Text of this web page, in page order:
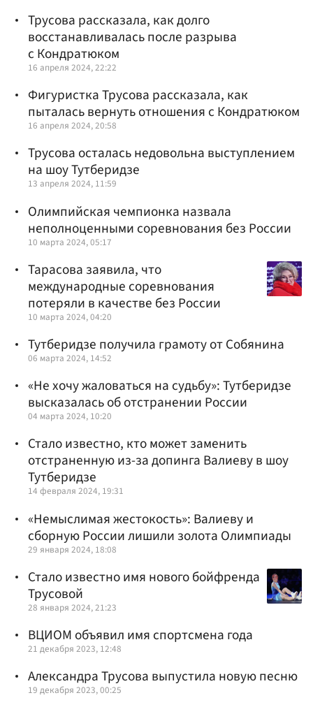
Трусова рассказала, как долго
восстанавливалась после разрыва
с Кондратюком
16 апреля 2024, 22:22
Фигуристка Трусова рассказала, как
пыталась вернуть отношения с Кондратюком
16 апреля 2024, 20:58
Трусова осталась недовольна выступлением
на шоу Тутберидзе
13 апреля 2024, 11:59
Олимпийская чемпионка назвала
неполноценными соревнования без России
10 марта 2024, 05:17
Тарасова заявила, что
международные соревнования
потеряли в качестве без России
10 марта 2024, 04:20
Тутберидзе получила грамоту от Собянина
06 марта 2024, 14:52
«Не хочу жаловаться на судьбу»: Тутберидзе
высказалась об отстранении России
04 марта 2024, 10:20
Стало известно, кто может заменить
отстраненную из-за допинга Валиеву в шоу
Тутберидзе
14 февраля 2024, 19:31
«Немыслимая жестокость»: Валиеву и
сборную России лишили золота Олимпиады
29 января 2024, 18:08
Стало известно имя нового бойфренда
Трусовой
28 января 2024, 21:23
ВЦИОМ объявил имя спортсмена года
21 декабря 2023, 12:48
Александра Трусова выпустила новую песню
19 декабря 2023, 00:25